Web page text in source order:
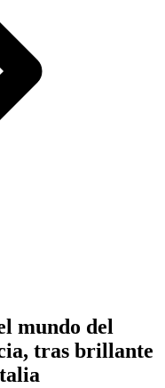
mundo del
tras brillante